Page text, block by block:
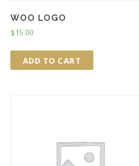
WOO LOGO
$15.00
ADD TO CART